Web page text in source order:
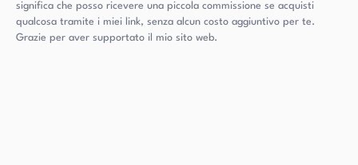
significa che posso ricevere una piccola commissione se acquisti
qualcosa tramite i miei link, senza alcun costo aggiuntivo per te.
Grazie per aver supportato il mio sito web.